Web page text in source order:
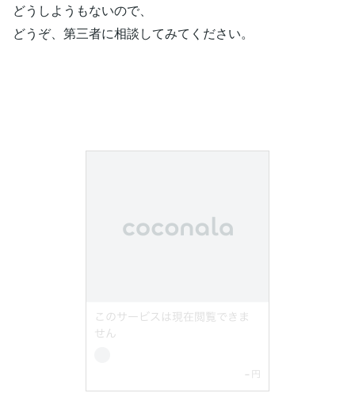
どうしようもないので、
どうぞ、第三者に相談してみてください。